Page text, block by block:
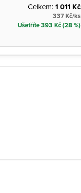
Celkem:1 011 Kč
337 Kč/ks
Ušetříte 393 Kč (28 %)